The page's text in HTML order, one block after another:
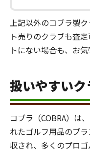
上記以外のコブラ製
ト売りのクラブも査
トにない場合も、お
扱いやすい
コブラ（COBRA）は
れたゴルフ用品のブ
収され、多くのプロ